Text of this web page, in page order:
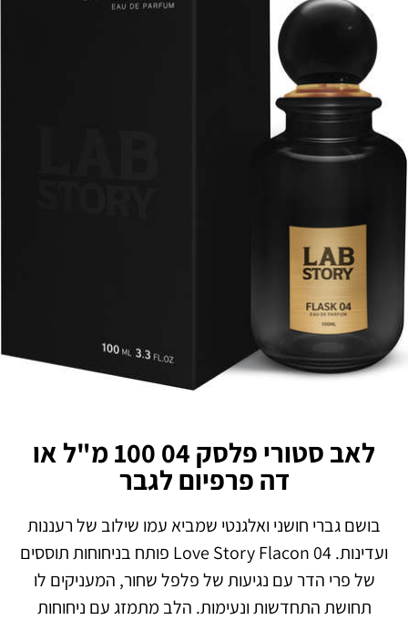
לאב סטורי פלסק 04 100 מ"ל או
דה פרפיום לגבר
בושם גברי חושני ואלגנטי שמביא עמו שילוב של רעננות
ועדינות. Love Story Flacon 04 פותח בניחוחות תוססים
של פרי הדר עם נגיעות של פלפל שחור, המעניקים לו
תחושת התחדשות ונעימות. הלב מתמזג עם ניחוחות